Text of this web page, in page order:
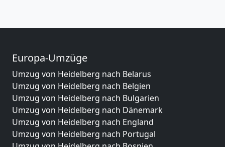
Europa-Umzüge
Umzug von Heidelberg nach Belarus
Umzug von Heidelberg nach Belgien
Umzug von Heidelberg nach Bulgarien
Umzug von Heidelberg nach Dänemark
Umzug von Heidelberg nach England
Umzug von Heidelberg nach Portugal